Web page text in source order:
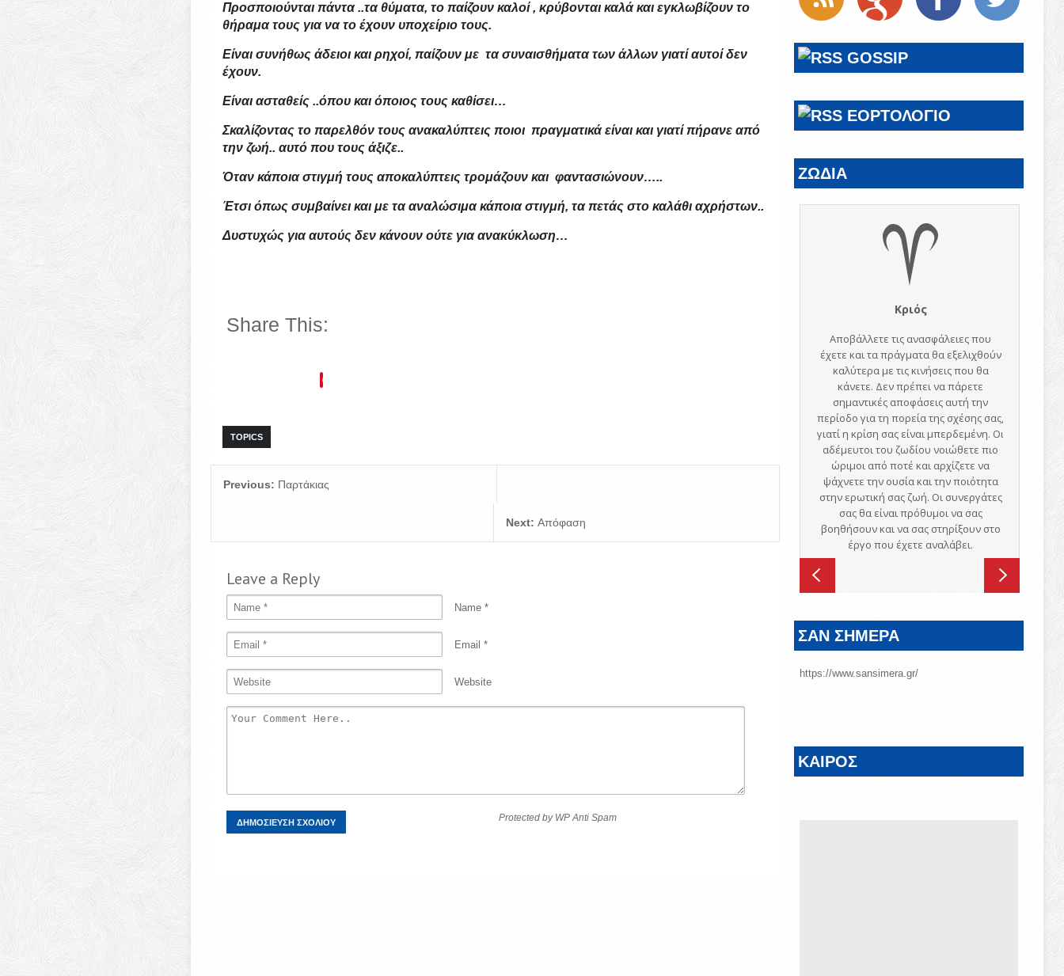
Προσποιούνται πάντα ..τα θύματα, το παίζουν καλοί , κρύβονται καλά και εγκλωβίζουν το
θήραμα τους για να το έχουν υποχείριο τους.
Είναι συνήθως άδειοι και ρηχοί, παίζουν με τα συναισθήματα των άλλων γιατί αυτοί δεν
έχουν.
Είναι ασταθείς ..όπου και όποιος τους καθίσει…
Σκαλίζοντας το παρελθόν τους ανακαλύπτεις ποιοι πραγματικά είναι και γιατί πήρανε από
την ζωή.. αυτό που τους άξιζε..
Όταν κάποια στιγμή τους αποκαλύπτεις τρομάζουν και φαντασιώνουν…..
Έτσι όπως συμβαίνει και με τα αναλώσιμα κάποια στιγμή, τα πετάς στο καλάθι αχρήστων..
Δυστυχώς για αυτούς δεν κάνουν ούτε για ανακύκλωση…
Share This:
TOPICS
Previous: Παρτάκιας
Next:Απόφαση
Leave a Reply
Name *
Email *
Website
Protected by WP Anti Spam
GOSSIP
ΕΟΡΤΟΛΟΓΙΟ
ΖΩΔΙΑ
ΣΑΝ ΣΗΜΕΡΑ
https://www.sansimera.gr/
ΚΑΙΡΟΣ